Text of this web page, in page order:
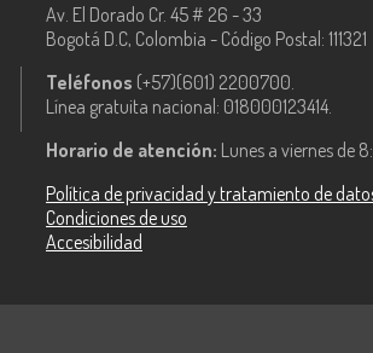
Av. El Dorado Cr. 45 # 26 - 33
Bogotá D.C, Colombia - Código Postal: 111321
Teléfonos (+57)(601) 2200700.
Línea gratuita nacional: 018000123414.
Horario de atención: Lunes a viernes de
Política de privacidad y tratamiento de
Condiciones de uso
Accesibilidad